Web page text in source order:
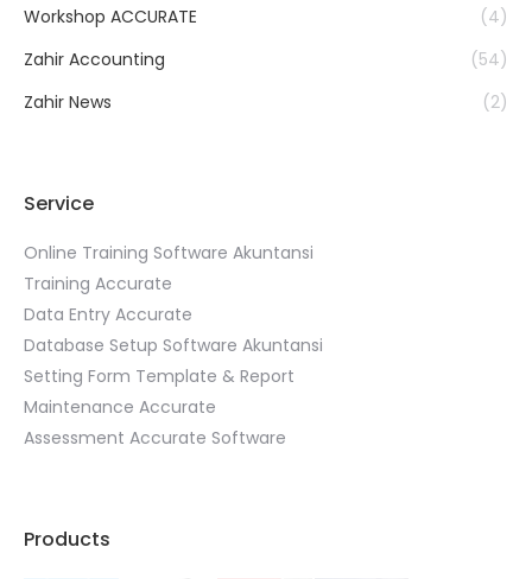
Workshop ACCURATE
(4)
Zahir Accounting
(54)
Zahir News
(2)
Service
Online Training Software Akuntansi
Training Accurate
Data Entry Accurate
Database Setup Software Akuntansi
Setting Form Template & Report
Maintenance Accurate
Assessment Accurate Software
Products